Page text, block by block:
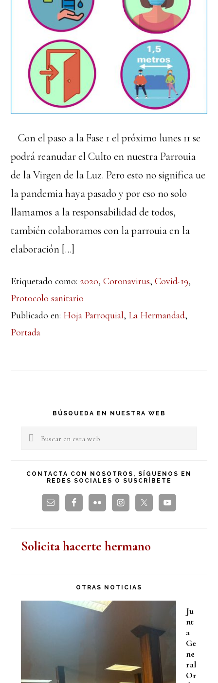
Con el paso a la Fase 1 el próximo lunes 11 se
podrá reanudar el Culto en nuestra Parroquia
de la Virgen de la Luz. Pero esto no significa que
la pandemia haya pasado y por eso no solo
llamamos a la responsabilidad de todos,
también colaboramos con la parroquia en la
elaboración […]
Etiquetado como: 2020,Coronavirus,Covid-19,
Protocolo sanitario
Publicado en: Hoja Parroquial, La Hermandad,
Portada
Barra
lateral
BÚSQUEDA EN NUESTRA WEB
Buscar
esta
CONTACTA CON NOSOTROS, SÍGUENOS EN
REDES SOCIALES O SUSCRÍBETE
Solicita hacerte hermano
OTRAS NOTICIAS
Ju
nt
a
Ge
ne
ral
Or